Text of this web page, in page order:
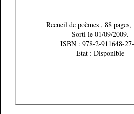
Recueil de poèmes ,
Sorti le 01/09/2009.
ISBN : 978-2-911648-
Etat : Disponible